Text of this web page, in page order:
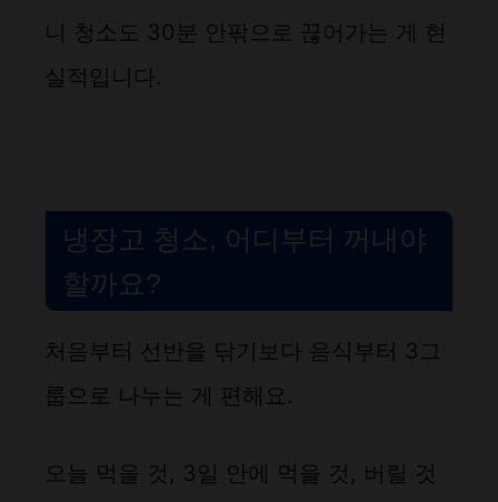
니 청소도 30분 안팎으로 끊어가는 게 현
실적입니다.
냉장고 청소, 어디부터 꺼내야
할까요?
처음부터 선반을 닦기보다 음식부터 3그
룹으로 나누는 게 편해요.
오늘 먹을 것, 3일 안에 먹을 것, 버릴 것